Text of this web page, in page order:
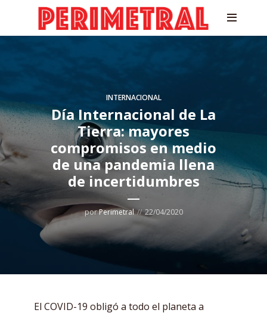
INTERNACIONAL
Día Internacional de La
Tierra: mayores
compromisos en medio
de una pandemia llena
de incertidumbres
porPerimetral 22/04/2020
El COVID-19 obligó a todo el planeta a